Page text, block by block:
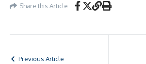
Share this Article
Previous Article